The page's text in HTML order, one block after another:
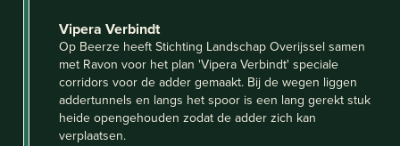
Vipera Verbindt
Op Beerze heeft Stichting Landschap Overijssel samen
met Ravon voor het plan 'Vipera Verbindt' speciale
corridors voor de adder gemaakt. Bij de wegen liggen
addertunnels en langs het spoor is een lang gerekt stuk
heide opengehouden zodat de adder zich kan
verplaatsen.